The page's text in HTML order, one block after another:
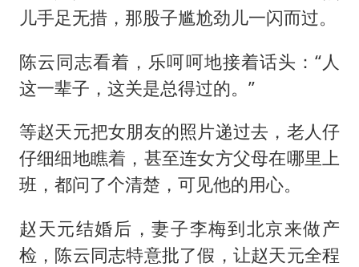
儿手足无措，那股子尴尬劲儿一闪而过。
陈云同志看着，乐呵呵地接着话头：“人
这一辈子，这关是总得过的。”
等赵天元把女朋友的照片递过去，老人仔
仔细细地瞧着，甚至连女方父母在哪里上
班，都问了个清楚，可见他的用心。
赵天元结婚后，妻子李梅到北京来做产
检，陈云同志特意批了假，让赵天元全程